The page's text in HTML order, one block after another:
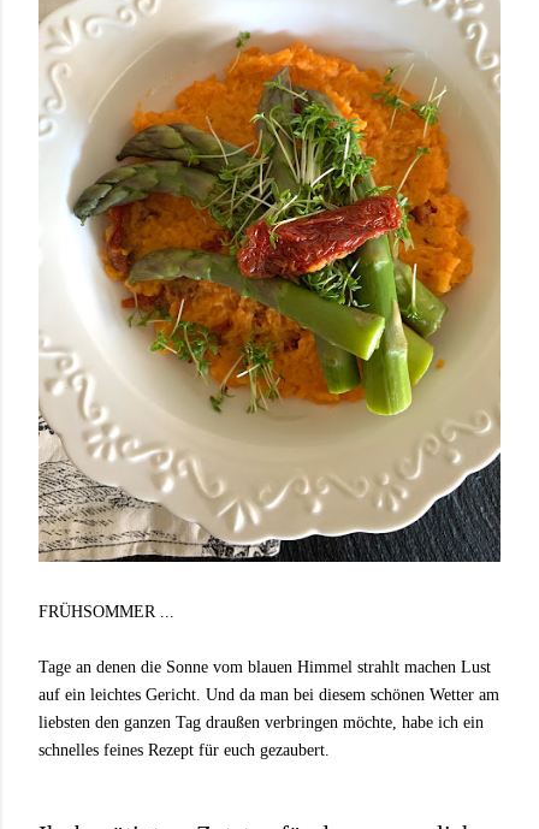
FRÜHSOMMER ...
Tage an denen die Sonne vom blauen Himmel strahlt machen Lust
auf ein leichtes Gericht. Und da man bei diesem schönen Wetter am
liebsten den ganzen Tag draußen verbringen möchte, habe ich ein
schnelles feines Rezept für euch gezaubert.